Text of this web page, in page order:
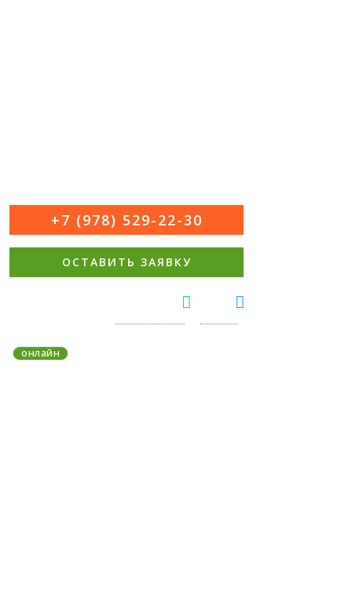
+7 (978) 529-22-30
ОСТАВИТЬ ЗАЯВКУ
Whatsapp Teleg
онлайн